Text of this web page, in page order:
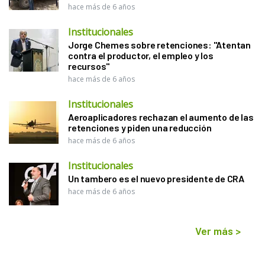
hace más de 6 años
Institucionales
Jorge Chemes sobre retenciones: "Atentan
contra el productor, el empleo y los
recursos"
hace más de 6 años
Institucionales
Aeroaplicadores rechazan el aumento de las
retenciones y piden una reducción
hace más de 6 años
Institucionales
Un tambero es el nuevo presidente de CRA
hace más de 6 años
Ver más >